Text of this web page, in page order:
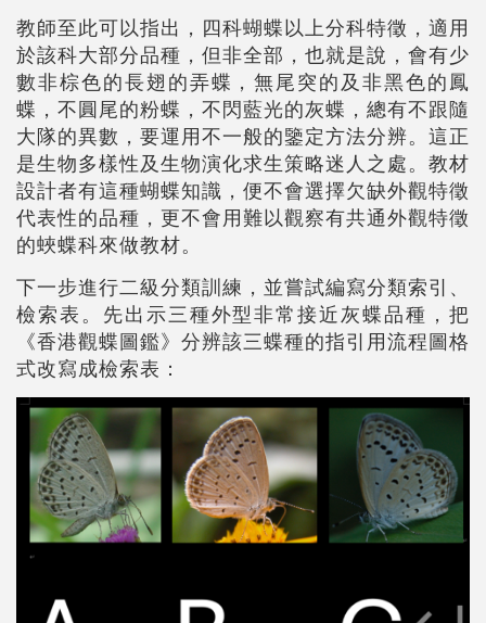
教師至此可以指出，四科蝴蝶以上分科特徵，適用
於該科大部分品種，但非全部，也就是說，會有少
數非棕色的長翅的弄蝶，無尾突的及非黑色的鳳
蝶，不圓尾的粉蝶，不閃藍光的灰蝶，總有不跟隨
大隊的異數，要運用不一般的鑒定方法分辨。這正
是生物多樣性及生物演化求生策略迷人之處。教材
設計者有這種蝴蝶知識，便不會選擇欠缺外觀特徵
代表性的品種，更不會用難以觀察有共通外觀特徵
的蛺蝶科來做教材。
下一步進行二級分類訓練，並嘗試編寫分類索引、
檢索表。先出示三種外型非常接近灰蝶品種，把
《香港觀蝶圖鑑》分辨該三蝶種的指引用流程圖格
式改寫成檢索表：